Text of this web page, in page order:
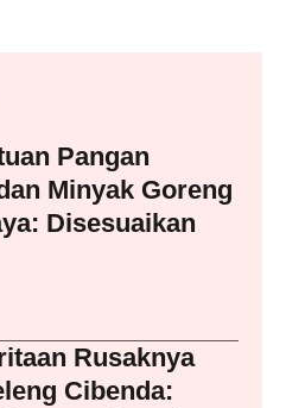
Pangan
Minyak Goreng
Disesuaikan
Rusaknya
Cibenda: